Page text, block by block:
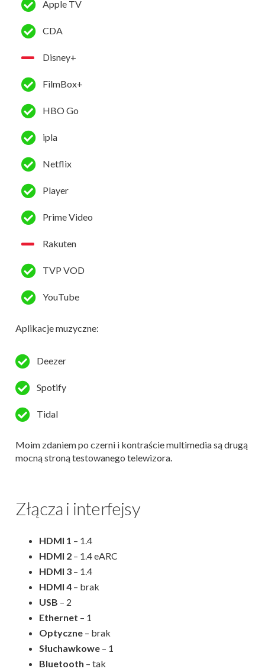
Apple TV
CDA
Disney+
FilmBox+
HBO Go
ipla
Netflix
Player
Prime Video
Rakuten
TVP VOD
YouTube
Aplikacje muzyczne:
Deezer
Spotify
Tidal
Moim zdaniem po czerni i kontraście multimedia są drugą
mocną stroną testowanego telewizora.
Złącza i interfejsy
HDMI 1 – 1.4
HDMI 2 – 1.4 eARC
HDMI 3 – 1.4
HDMI 4 – brak
USB – 2
Ethernet – 1
Optyczne – brak
Słuchawkowe – 1
Bluetooth – tak